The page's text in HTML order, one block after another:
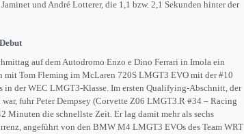
und André Lotterer, die 1,1 bzw. 2,1 Sekunden hinter der
auf dem Autodromo Enzo e Dino Ferrari in Imola ein
mit Tom Fleming im McLaren 720S LMGT3 EVO mit der #10
in der WEC LMGT3-Klasse. Im ersten Qualifying-Abschnitt, der
fuhr Peter Dempsey (Corvette Z06 LMGT3.R #34 – Racing
Minuten die schnellste Zeit. Er lag damit mehr als sechs
angeführt von den BMW M4 LMGT3 EVOs des Team WRT